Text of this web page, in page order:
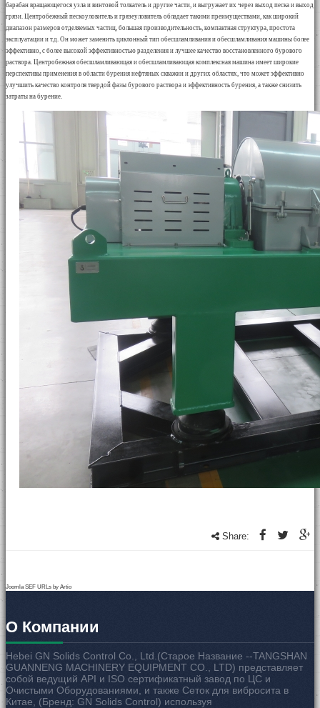
барабан вращающегося узла и винтовой толкатель и другие части, и выгружает их через выход песка и выход
грязи. Центробежный пескоуловитель и грязеуловитель обладает такими преимуществами, как широкий
диапазон размеров отделяемых частиц, большая производительность, компактная структура, простота
эксплуатации и т.д. Он может заменить циклонный тип обесшламливания и обесшламливания машины более
эффективно, с более высокой эффективностью разделения и лучшее качество восстановленного бурового
раствора. Центробежная обесшламливающая и обесшламливающая комплексная машина имеет широкие
перспективы применения в области бурения нефтяных скважин и других областях, что может эффективно
улучшить качество контроля твердой фазы бурового раствора и эффективность бурения, а также снизить
затраты на бурение.
Share:
Joomla SEF URLs by Artio
О Компании
Hebei GN Solids Control Co., Ltd.(Старое Название --TANGSHAN
GUANNENG MACHINERY EQUIPMENT CO., LTD) представляет
собой ведущий API и ISO сертификатный завод по ЦС и
Очистыми Оборудованиями, и также Сеток для вибросита в
Китае, (Бренд: GN Solids Control) используя